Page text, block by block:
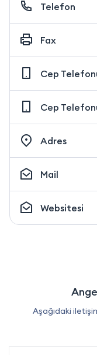
Telefon
Fax
Cep
Cep
Adres
Mail
Websitesi
Aşağıdaki